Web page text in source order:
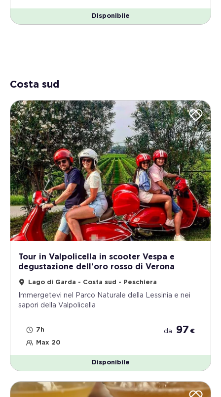
Disponibile
Costa sud
Tour in Valpolicella in scooter Vespa e
degustazione dell'oro rosso di Verona
Lago di Garda - Costa sud - Peschiera
Immergetevi nel Parco Naturale della Lessinia e nei
sapori della Valpolicella
7h
Max 20
da 97 €
Disponibile